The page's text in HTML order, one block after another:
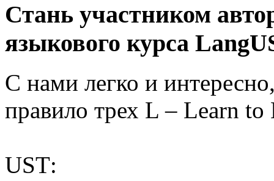
Стань участником
языкового курса
С нами легко и
правило трех L – Learn
USТ: